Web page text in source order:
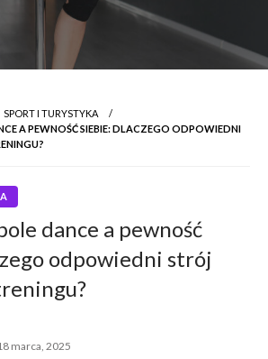
SPORT I TURYSTYKA
A PEWNOŚĆ SIEBIE: DLACZEGO ODPOWIEDNI
dance a pewność
odpowiedni strój
marca, 2025